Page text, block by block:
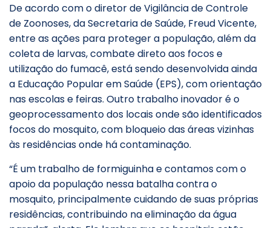
De acordo com o diretor de Vigilância de Controle
de Zoonoses, da Secretaria de Saúde, Freud Vicente,
entre as ações para proteger a população, além da
coleta de larvas, combate direto aos focos e
utilização do fumacê, está sendo desenvolvida ainda
a Educação Popular em Saúde (EPS), com orientação
nas escolas e feiras. Outro trabalho inovador é o
geoprocessamento dos locais onde são identificados
focos do mosquito, com bloqueio das áreas vizinhas
às residências onde há contaminação.
“É um trabalho de formiguinha e contamos com o
apoio da população nessa batalha contra o
mosquito, principalmente cuidando de suas próprias
residências, contribuindo na eliminação da água